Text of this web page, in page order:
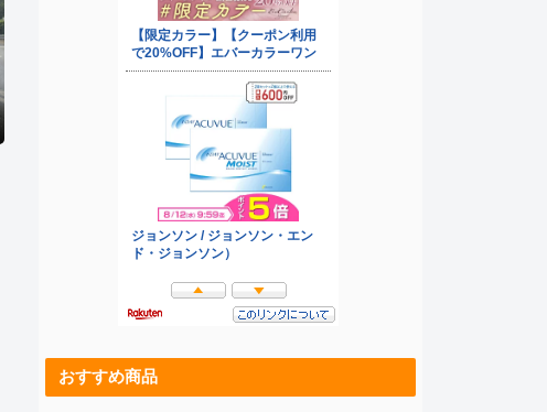
おすすめ商品